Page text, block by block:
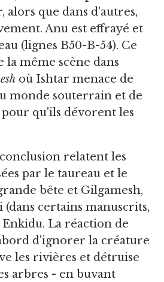
alors que dans d'autres,
Anu est effrayé et
(lignes B50-B-54). Ce
la même scène dans
où Ishtar menace de
monde souterrain et de
qu'ils dévorent les
relatent les
par le taureau et le
bête et Gilgamesh,
(dans certains manuscrits,
La réaction de
d'ignorer la créature
les rivières et détruise
arbres - en buvant